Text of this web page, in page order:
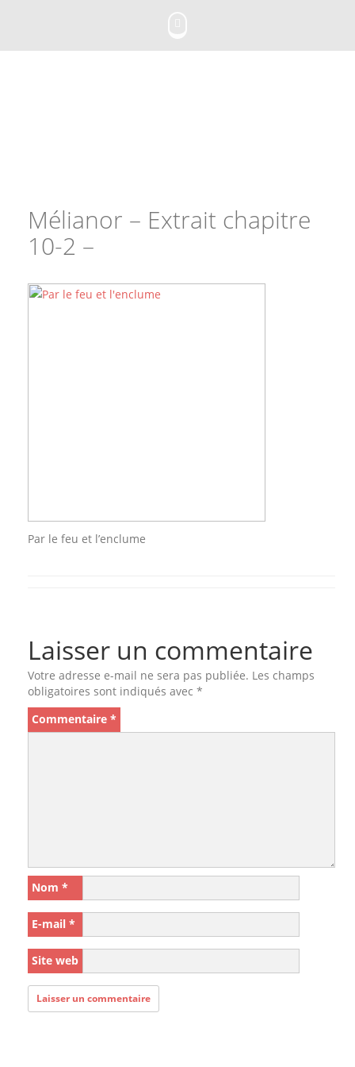
Mélianor – Extrait chapitre
10-2 –
Par le feu et l’enclume
Laisser un commentaire
Votre adresse e-mail ne sera pas publiée. Les champs
obligatoires sont indiqués avec *
Commentaire *
Nom *
E-mail *
Site web